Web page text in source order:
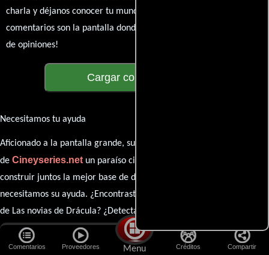
Comentarios Proveedores Menu Créditos Compartir
charla y déjanos conocer tu mundo cinematográfico. ¡Los
comentarios son la pantalla donde se proyecta nuestra diversidad
de opiniones!
Cargar comentarios
Necesitamos tu ayuda
Aficionado a la pantalla grande, su participación es clave para hacer
de Cineyseries.netun paraíso cinéfilo completo. Queremos
construir juntos la mejor base de datos cinematográfica, pero
necesitamos su ayuda. ¿Encontraste algún dato faltante en la ficha
de Las novias de Drácula? ¿Detectaste algún error en la sinopsis o el
elenco? ¡Queremos saberlo todo!